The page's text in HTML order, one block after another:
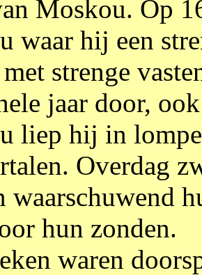
Moskou. Op
waar hij een
strenge
jaar door,
liep hij in
Overdag
waarschuwend
hun zonden.
waren